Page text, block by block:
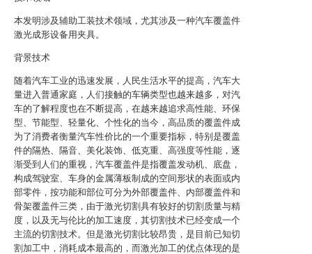
本发明涉及辅助工装技术领域，尤其涉及一种汽车覆盖件
激光成形设备用夹具。
背景技术
随着汽车工业的迅速发展，人民生活水平的提高，汽车大
量进入普通家庭，人们接触的车辆类型也越来越多，对汽
车的了解程度也在不断提高，在越来越追求高性能、环保
型、节能型、轻量化、个性化的当今，高品质的覆盖件成
为了消费者衡量汽车性价比的一个重要指标，特别是覆盖
件的隔热、隔音、美化装饰、低克重、高强度等性能，逐
渐受到人们的重视，汽车覆盖件是指覆盖发动机、底盘，
构成驾驶室、车身的金属薄板制成的空间形状的表面或内
部零件，按功能和部位可分为外部覆盖件、内部覆盖件和
骨架覆盖件三类，由于激光切割具有较好的切割质量与精
度，以及无与伦比的加工速度，其切割技术已经变成一个
主流的切割技术。但是激光切割比较昂贵，是目前已知切
割加工中，消耗成本最高的，而激光加工的优点体现的是